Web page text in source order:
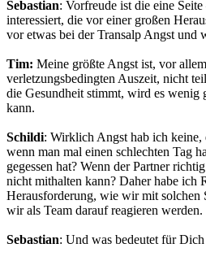
Sebastian: Vorfreude ist die eine
interessiert, die vor einer großen
vor etwas bei der Transalp Angst und
Tim: Meine größte Angst ist, vor
verletzungsbedingten Auszeit, nicht
die Gesundheit stimmt, wird es wenig
kann.
Schildi: Wirklich Angst hab ich keine,
wenn man mal einen schlechten Tag
gegessen hat? Wenn der Partner
nicht mithalten kann? Daher habe ich
Herausforderung, wie wir mit solchen
wir als Team darauf reagieren werden.
Sebastian: Und was bedeutet für